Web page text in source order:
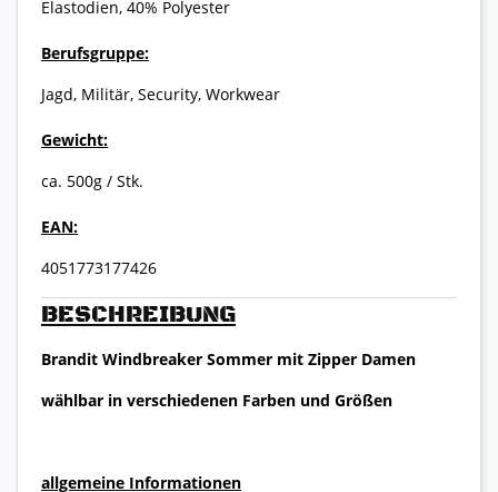
BESCHREIBUNG
Brandit Windbreaker Sommer mit Zipper Damen
wählbar in verschiedenen Farben und Größen
allgemeine Informationen
Elastodien, 40% Polyester
Berufsgruppe:
Jagd, Militär, Security, Workwear
Gewicht:
ca. 500g / Stk.
EAN:
4051773177426